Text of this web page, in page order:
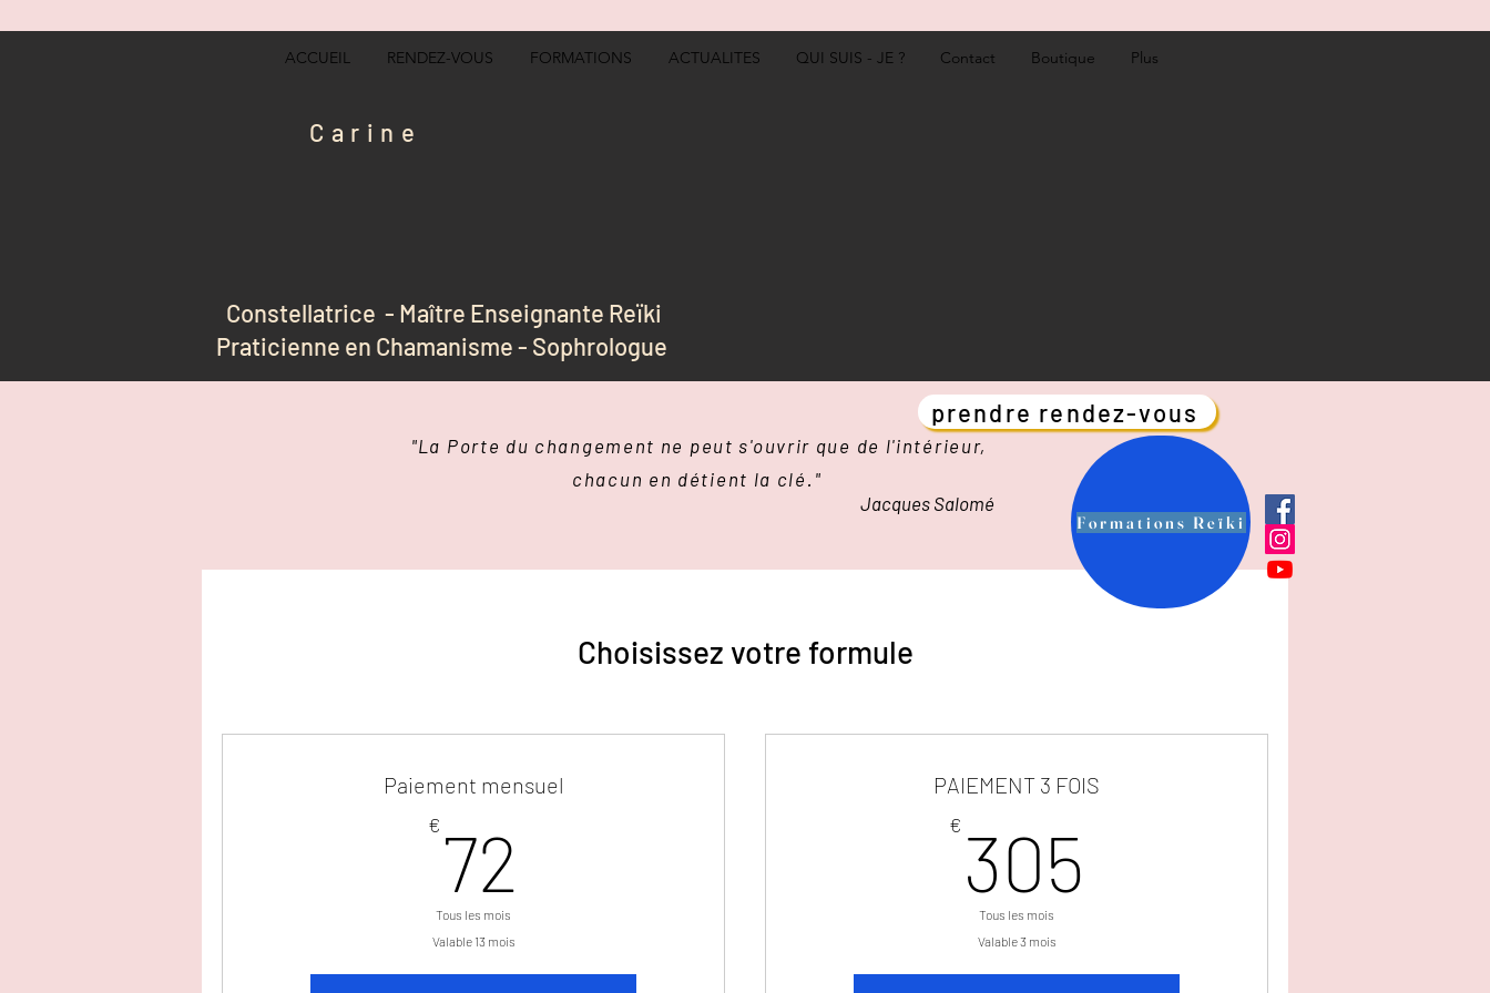
Constellatrice - Maître Enseignante Reïki
Praticienne en Chamanisme - Sophrologue
Carine
ACCUEIL RENDEZ-VOUS FORMATIONS ACTUALITES QUI SUIS - JE ? Contact Boutique Plus
prendre rendez-vous
Formations Reïki
"La Porte du changement ne peut s'ouvrir que de l'intérieur,
chacun en détient la clé."
Jacques Salomé
Choisissez votre formule
Paiement mensuel
€ 72
Tous les mois
Valable 13 mois
PAIEMENT 3 FOIS
€ 305
Tous les mois
Valable 3 mois